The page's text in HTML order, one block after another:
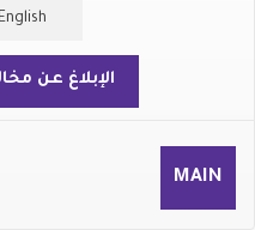
English
الإبلاغ عن
MAIN